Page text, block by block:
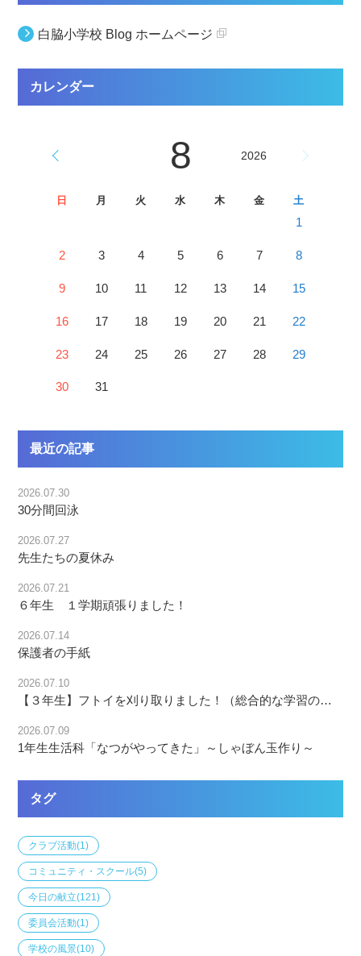
白脇小学校 Blog ホームページ
カレンダー
8 2026
日 月 火 水 木 金 土
1
2 3 4 5 6 7 8
9 10 11 12 13 14 15
16 17 18 19 20 21 22
23 24 25 26 27 28 29
30 31
最近の記事
2026.07.30
30分間回泳
2026.07.27
先生たちの夏休み
2026.07.21
６年生 １学期頑張りました！
2026.07.14
保護者の手紙
2026.07.10
【３年生】フトイを刈り取りました！（総合的な学習の時間）
2026.07.09
1年生生活科「なつがやってきた」～しゃぼん玉作り～
タグ
クラブ活動(1)
コミュニティ・スクール(5)
今日の献立(121)
委員会活動(1)
学校の風景(10)